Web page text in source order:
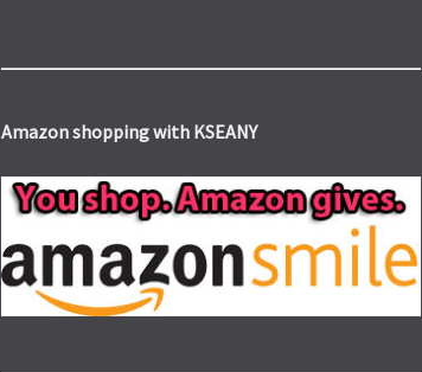
Amazon shopping with KSEANY